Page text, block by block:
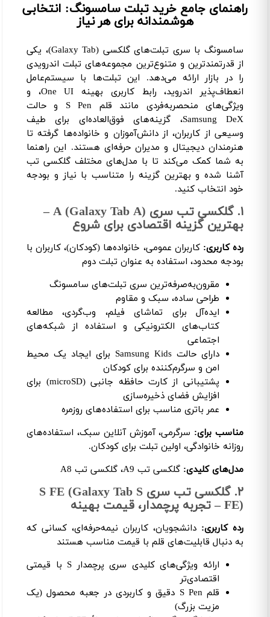
راهنمای جامع خرید تبلت سامسونگ: انتخابی
هوشمندانه برای هر نیاز
سامسونگ با سری تبلت‌های گلکسی (Galaxy Tab)، یکی
از قدرتمندترین و متنوع‌ترین مجموعه‌های تبلت اندرویدی
را در بازار ارائه می‌دهد. این تبلت‌ها با سیستم‌عامل
انعطاف‌پذیر اندروید، رابط کاربری بهینه One UI، و
ویژگی‌های منحصربه‌فردی مانند قلم S Pen و حالت
Samsung DeX، گزینه‌های فوق‌العاده‌ای برای طیف
وسیعی از کاربران، از دانش‌آموزان و خانواده‌ها گرفته تا
هنرمندان دیجیتال و مدیران حرفه‌ای هستند. این راهنما
به شما کمک می‌کند تا با مدل‌های مختلف گلکسی تب
آشنا شده و بهترین گزینه را متناسب با نیاز و بودجه
خود انتخاب کنید.
۱. گلکسی تب سری A (Galaxy Tab A) –
بهترین گزینه اقتصادی برای شروع
رده کاربری: کاربران عمومی، خانواده‌ها (کودکان)، کاربران با
بودجه محدود، استفاده به عنوان تبلت دوم
مقرون‌به‌صرفه‌ترین سری تبلت‌های سامسونگ
طراحی ساده، سبک و مقاوم
ایده‌آل برای تماشای فیلم، وب‌گردی، مطالعه
کتاب‌های الکترونیکی و استفاده از شبکه‌های
اجتماعی
دارای حالت Samsung Kids برای ایجاد یک محیط
امن و سرگرم‌کننده برای کودکان
پشتیبانی از کارت حافظه جانبی (microSD) برای
افزایش فضای ذخیره‌سازی
عمر باتری مناسب برای استفاده‌های روزمره
مناسب برای: سرگرمی، آموزش آنلاین سبک، استفاده‌های
روزانه خانوادگی، اولین تبلت برای کودکان.
مدل‌های کلیدی: گلکسی تب A9، گلکسی تب A8
۲. گلکسی تب سری S FE (Galaxy Tab S
FE) – تجربه پرچمدار، قیمت بهینه
رده کاربری: دانشجویان، کاربران نیمه‌حرفه‌ای، کسانی که
به دنبال قابلیت‌های قلم با قیمت مناسب هستند
ارائه ویژگی‌های کلیدی سری پرچمدار S با قیمتی
اقتصادی‌تر
قلم S Pen دقیق و کاربردی در جعبه محصول (یک
مزیت بزرگ)